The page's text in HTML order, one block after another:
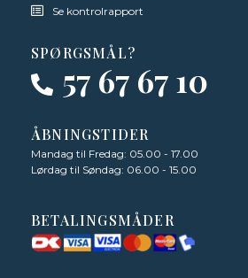
Se kontrolrapport
SPØRGSMÅL?
57 67 67 10
ÅBNINGSTIDER
Mandag til Fredag: 05.00 - 17.00
Lørdag til Søndag: 06.00 - 15.00
BETALINGSMÅDER